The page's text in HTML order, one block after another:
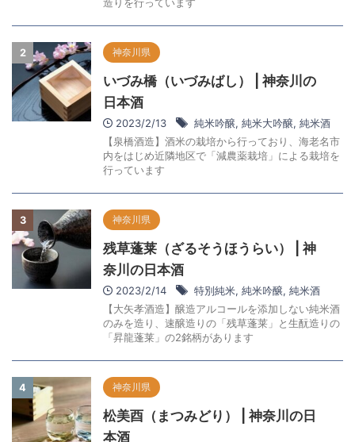
2 神奈川県
いづみ橋（いづみばし） | 神奈川の
日本酒
2023/2/13 純米吟醸, 純米大吟醸, 純米酒
【泉橋酒造】酒米の栽培から行っており、海老名市
内をはじめ近隣地区で「減農薬栽培」による栽培を
行っています
3 神奈川県
残草蓬莱（ざるそうほうらい） | 神
奈川の日本酒
2023/2/14 特別純米, 純米吟醸, 純米酒
【大矢孝酒造】醸造アルコールを添加しない純米酒
のみを造り、速醸造りの「残草蓬莱」と生酛造りの
「昇龍蓬莱」の2銘柄があります
4 神奈川県
松美酉（まつみどり） | 神奈川の日
本酒